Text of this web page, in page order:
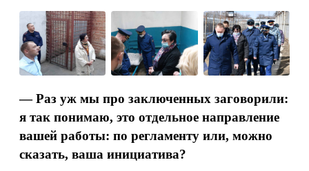
— Раз уж мы про заключенных заговорили:
я так понимаю, это отдельное направление
вашей работы: по регламенту или, можно
сказать, ваша инициатива?